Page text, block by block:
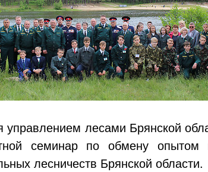
управлением лесами Брянской
семинар по обмену опытом
лесничеств Брянской области.